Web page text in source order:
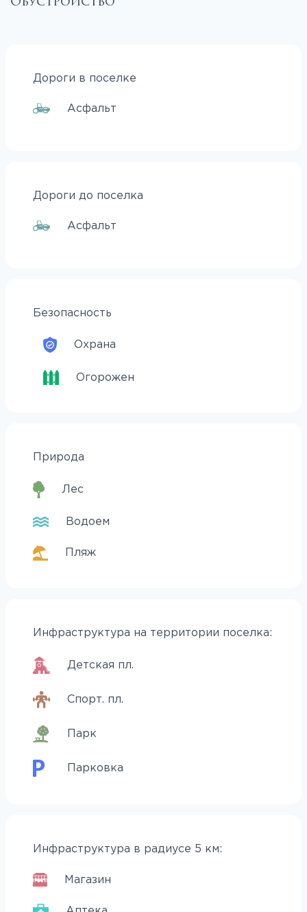
Дороги в поселке
Асфальт
Дороги до поселка
Асфальт
Безопасность
Охрана
Огорожен
Природа
Лес
Водоем
Пляж
Инфраструктура на территории поселка:
Детская пл.
Спорт. пл.
Парк
Парковка
Инфраструктура в радиусе 5 км:
Магазин